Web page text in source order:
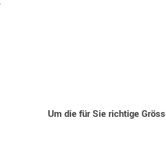
Um die für Sie richtige